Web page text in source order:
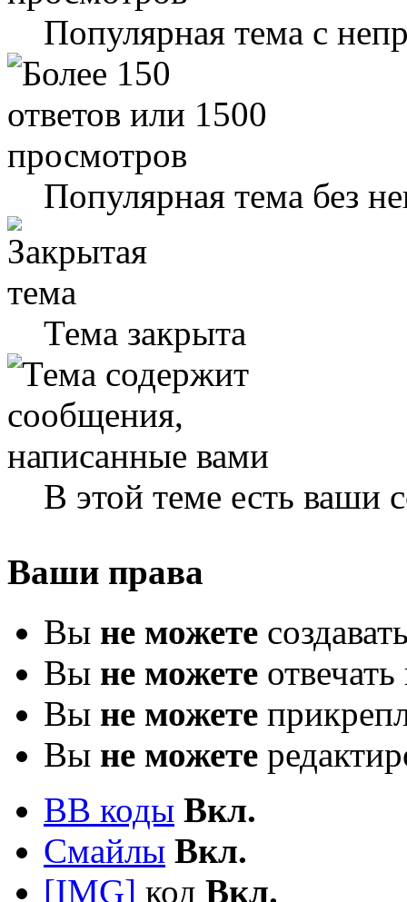
Популярная тема с
Популярная тема без
Тема закрыта
В этой теме есть ваши
Ваши права
Вы не можете
Вы не можете
Вы не можете
Вы не можете
BB коды Вкл.
Смайлы Вкл.
[IMG] код Вкл.